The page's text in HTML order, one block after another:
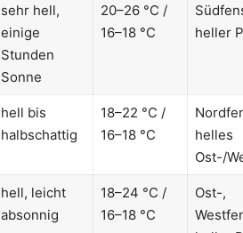
sehr hell,
einige
Stunden
Sonne
20–26 °C /
16–18 °C
heller
hell bis
halbschattig
18–22 °C /
16–18 °C
helles
Ost-/
hell, leicht
absonnig
18–24 °C /
16–18 °C
Ost-,